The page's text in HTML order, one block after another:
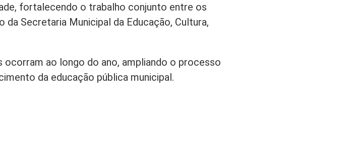
fortalecendo o trabalho conjunto entre os
Secretaria Municipal da Educação, Cultura,
ao longo do ano, ampliando o processo
da educação pública municipal.